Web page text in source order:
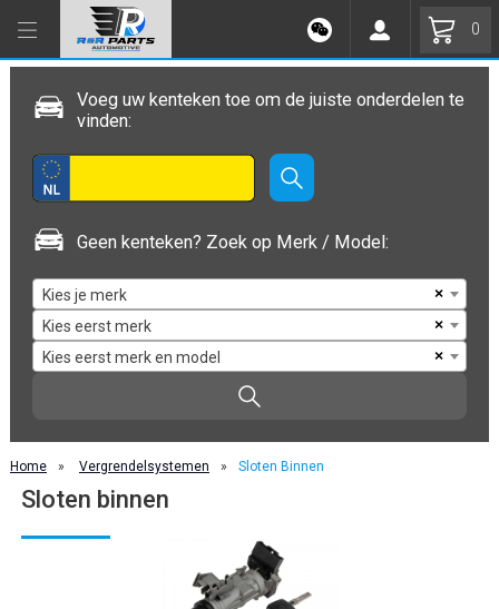
0
Voeg uw kenteken toe om de juiste onderdelen te
vinden:
Geen kenteken? Zoek op Merk / Model:
×
Kies je merk
×
Kies eerst merk
×
Kies eerst merk en model
Home » Vergrendelsystemen » Sloten Binnen
Sloten binnen